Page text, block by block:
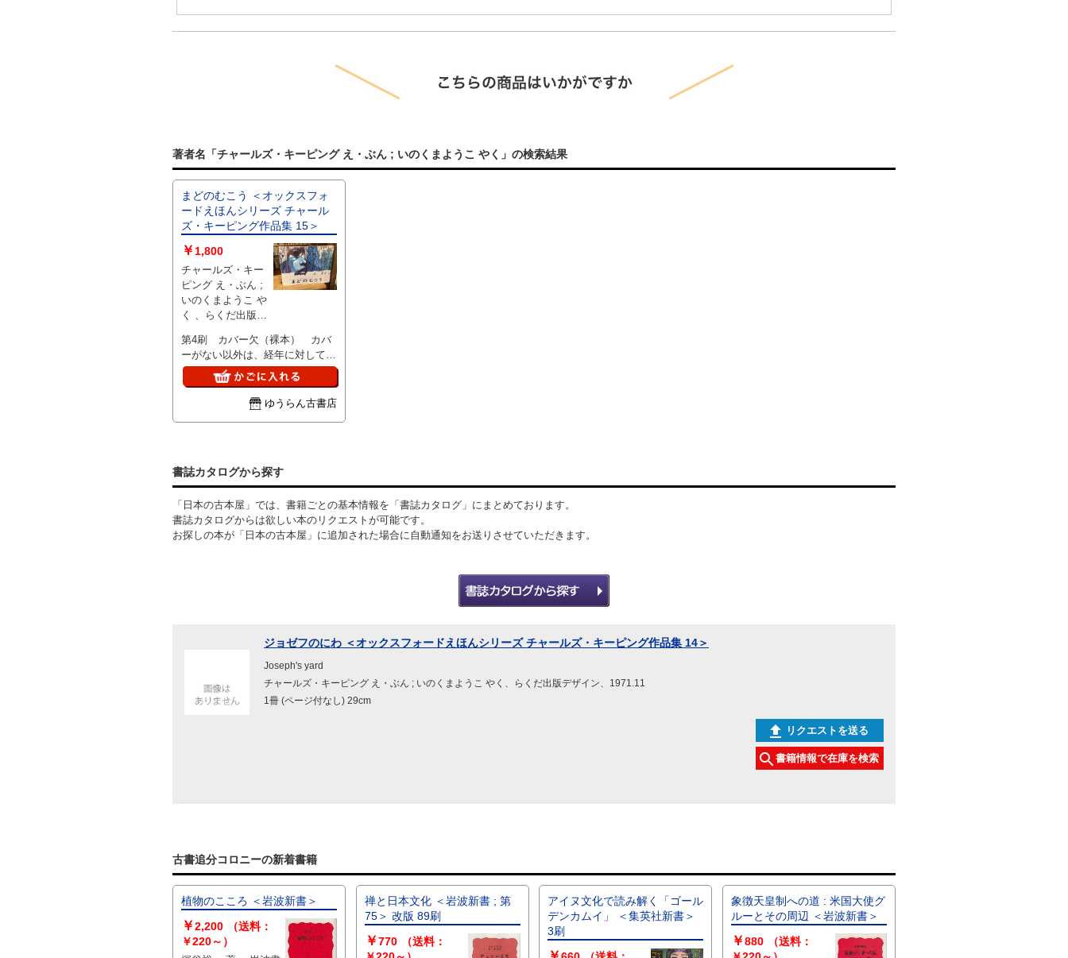
著者名「チャールズ・キーピング え・ぶん ; いのくまようこ やく」の検索結果
まどのむこう ＜オックスフォ
ードえほんシリーズ チャール
ズ・キーピング作品集 15＞
￥ 1,800
チャールズ・キー
ピング え・ぶん ;
いのくまようこ や
く 、らくだ出版デ
23×29cm
第4刷 カバー欠（裸本） カバ
ーがない以外は、経年に対して概
ね良好な状態です。書き込みや線
引きはありません。 ※送料：195
ゆうらん古書店
書誌カタログから探す
「日本の古本屋」では、書籍ごとの基本情報を「書誌カタログ」にまとめております。
書誌カタログからは欲しい本のリクエストが可能です。
お探しの本が「日本の古本屋」に追加された場合に自動通知をお送りさせていただきます。
ジョゼフのにわ ＜オックスフォードえほんシリーズ チャールズ・キーピング作品集 14＞
Joseph's yard
チャールズ・キーピング え・ぶん ; いのくまようこ やく、らくだ出版デザイン、1971.11
1冊 (ページ付なし) 29cm
リクエストを送る
書籍情報で在庫を検索
古書追分コロニーの新着書籍
植物のこころ ＜岩波新書＞
￥2,200
（送料：
￥220～）
禅と日本文化 ＜岩波新書 ; 第
75＞ 改版 89刷
￥770
（送料：
アイヌ文化で読み解く「ゴール
デンカムイ」 ＜集英社新書＞
3刷
象徴天皇制への道 : 米国大使グ
ルーとその周辺 ＜岩波新書＞
￥880
（送料：